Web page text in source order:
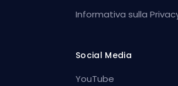
Informativa sulla
Social Media
YouTube